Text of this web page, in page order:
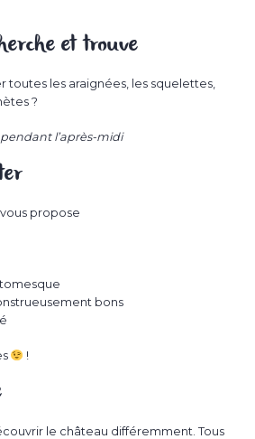
et trouve
toutes les araignées, les squelettes,
?
l’après-midi
propose
bons
!
le château différemment. Tous